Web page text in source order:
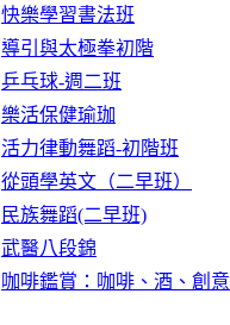
快樂學習書法班
導引與太極拳初階
乒乓球-週二班
樂活保健瑜珈
活力律動舞蹈-初階班
從頭學英文（二早班）
民族舞蹈(二早班)
武醫八段錦
咖啡鑑賞：咖啡、酒、創